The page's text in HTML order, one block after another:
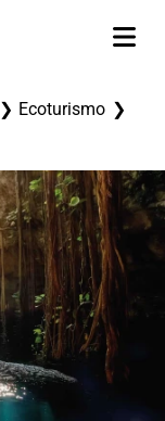
Ecoturismo